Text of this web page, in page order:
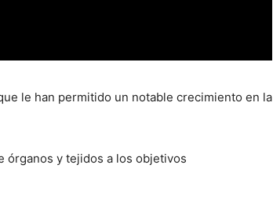
le han permitido un notable crecimiento en la
órganos y tejidos a los objetivos